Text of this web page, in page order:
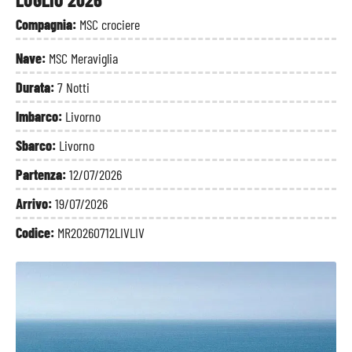
Compagnia: MSC crociere
Nave: MSC Meraviglia
Durata:7 Notti
Imbarco: Livorno
Sbarco: Livorno
Partenza:12/07/2026
Arrivo:19/07/2026
Codice: MR20260712LIVLIV